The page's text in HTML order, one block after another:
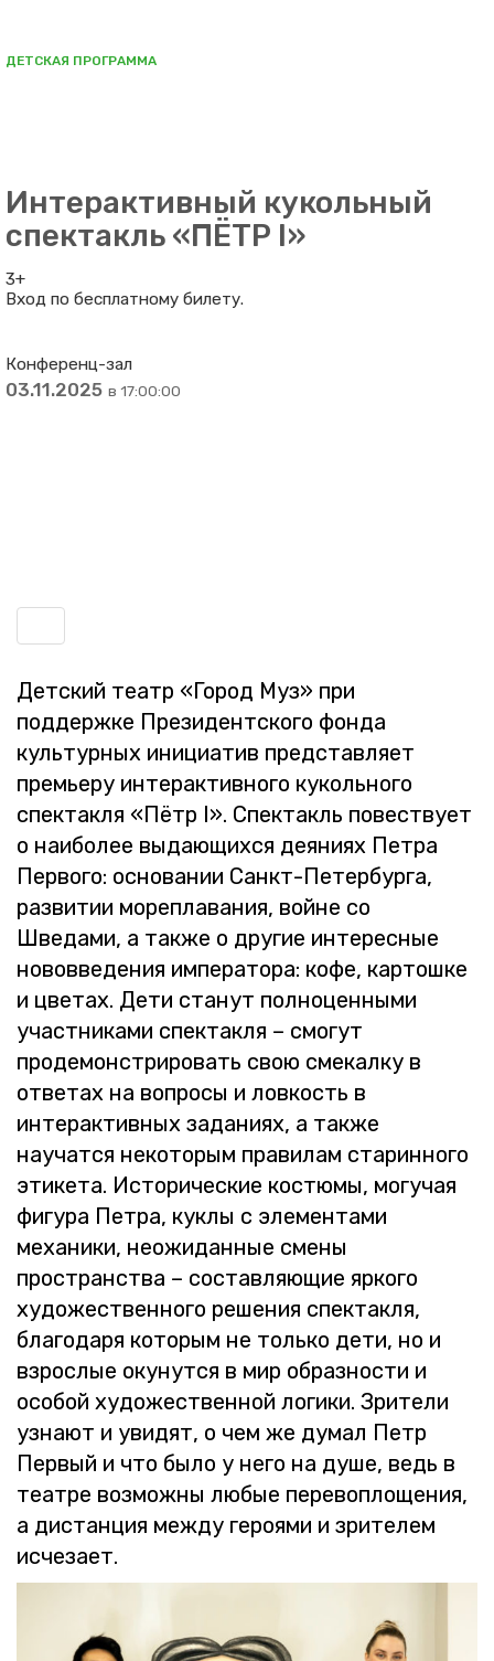
ДЕТСКАЯ ПРОГРАММА
Интерактивный кукольный
спектакль «ПЁТР I»
3+
Вход по бесплатному билету.
Конференц-зал
03.11.2025 в 17:00:00
Дет­ский театр «Город Муз» при
под­держ­ке Пре­зи­дент­ско­го фонда
куль­тур­ных ини­ци­а­тив пред­став­ля­ет
пре­мье­ру ин­тер­ак­тив­но­го ку­коль­но­го
спек­так­ля «Пётр I». Спек­такль по­вест­ву­ет
о наи­бо­лее вы­да­ю­щих­ся де­я­ни­ях Петра
Пер­во­го: ос­но­ва­нии Санкт-Пе­тер­бур­га,
раз­ви­тии мо­ре­пла­ва­ния, войне со
Шве­да­ми, а также о дру­гие ин­те­рес­ные
но­во­вве­де­ния им­пе­ра­то­ра: кофе, кар­тош­ке
и цве­тах. Дети ста­нут пол­но­цен­ны­ми
участ­ни­ка­ми спек­так­ля – смо­гут
про­де­мон­стри­ро­вать свою сме­кал­ку в
от­ве­тах на во­про­сы и лов­кость в
ин­тер­ак­тив­ных за­да­ни­ях, а также
на­учат­ся неко­то­рым пра­ви­лам ста­рин­но­го
эти­ке­та. Ис­то­ри­че­ские ко­стю­мы, мо­гу­чая
фи­гу­ра Петра, куклы с эле­мен­та­ми
ме­ха­ни­ки, неожи­дан­ные смены
про­стран­ства – со­став­ля­ю­щие яр­ко­го
ху­до­же­ствен­но­го ре­ше­ния спек­так­ля,
бла­го­да­ря ко­то­рым не толь­ко дети, но и
взрос­лые оку­нут­ся в мир об­раз­но­сти и
осо­бой ху­до­же­ствен­ной ло­ги­ки. Зри­те­ли
узна­ют и уви­дят, о чем же думал Петр
Пер­вый и что было у него на душе, ведь в
те­ат­ре воз­мож­ны любые пе­ре­во­пло­ще­ния,
а ди­стан­ция между ге­ро­я­ми и зри­те­лем
ис­че­за­ет.